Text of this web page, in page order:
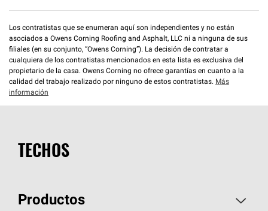
Los contratistas que se enumeran aquí son independientes y no están
asociados a Owens Corning Roofing and Asphalt, LLC ni a ninguna de sus
filiales (en su conjunto, “Owens Corning”). La decisión de contratar a
cualquiera de los contratistas mencionados en esta lista es exclusiva del
propietario de la casa. Owens Corning no ofrece garantías en cuanto a la
calidad del trabajo realizado por ninguno de estos contratistas. Más
información
TECHOS
Productos